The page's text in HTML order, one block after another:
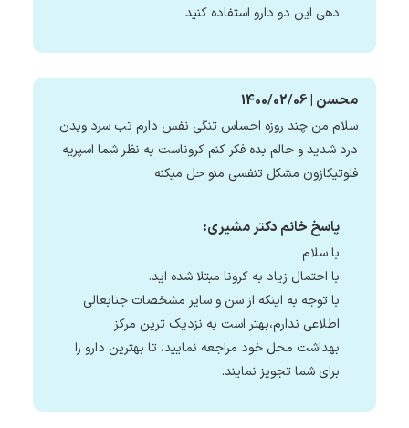
دهی این دو دارو استفاده کنید
محسن | 1400/02/06
سلام من چند روزه احساس تنگی نفس دارم تب سرد وبدن
درد شدید و حالم بده فکر کنم کروناست به نظر شما اسپریه
فلوتیکازون مشکل تنفسی منو حل میکنه
پاسخ خانم دکتر مشیری:
با سلام
با احتمال زیاد به کرونا مبتلا شده اید.
با توجه به اینکه از سن و سایر مشخصات جنابعالی
اطلاعی ندارم،بهتر است به نزدیک ترین مرکز
بهداشت محل خود مراجعه نمایید، تا بهترین دارو را
برای شما تجویز نمایند.